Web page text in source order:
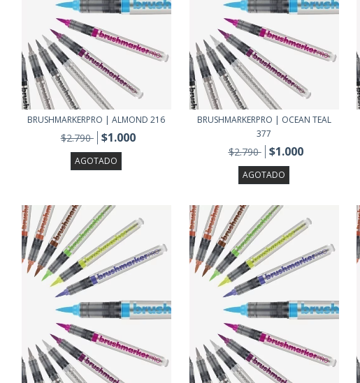
BRUSHMARKERPRO | ALMOND 216
$2.790 $1.000
AGOTADO
BRUSHMARKERPRO | OCEAN TEAL
377
$2.790 $1.000
AGOTADO